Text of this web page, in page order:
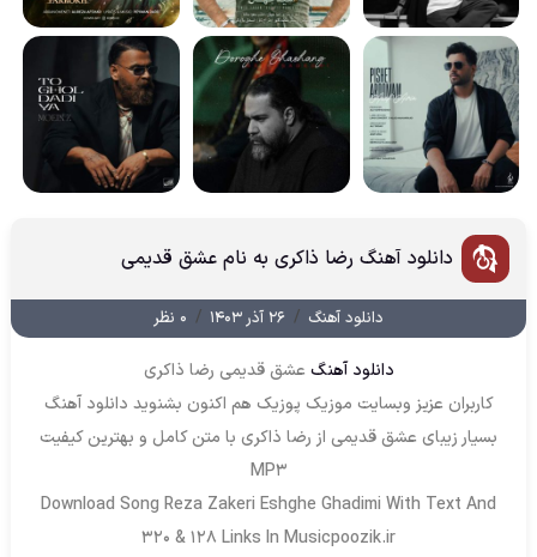
دانلود آهنگ رضا ذاکری به نام عشق قدیمی
دانلود آهنگ / ۲۶ آذر ۱۴۰۳ / ۰ نظر
دانلود آهنگ عشق قدیمی رضا ذاکری
کاربران عزیز وبسایت موزیک پوزیک هم اکنون بشنوید دانلود آهنگ
بسیار زیبای عشق قدیمی از رضا ذاکری با متن کامل و بهترین کیفیت
MP3
Download Song Reza Zakeri Eshghe Ghadimi With Text And
320 & 128 Links In Musicpoozik.ir